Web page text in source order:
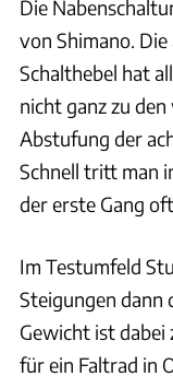
Die
von Shimano.
Schalthebel hat
nicht ganz zu
Abstufung der
Schnell tritt man
der erste Gang
Im Testumfeld
Steigungen dann
Gewicht ist dabei
für ein Faltrad in